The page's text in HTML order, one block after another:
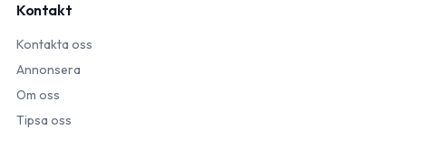
Kontakt
Kontakta oss
Annonsera
Om oss
Tipsa oss